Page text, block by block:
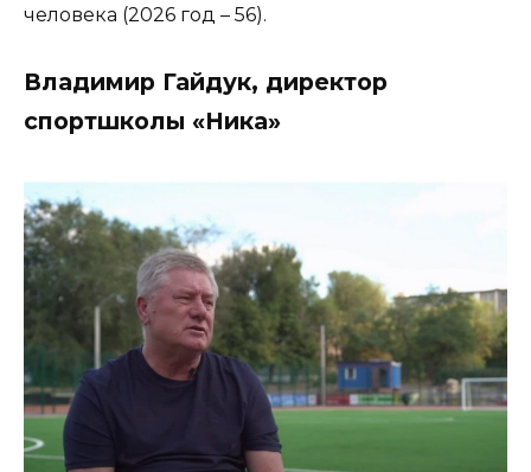
человека (2026 год – 56).
Владимир Гайдук, директор
спортшколы «Ника»